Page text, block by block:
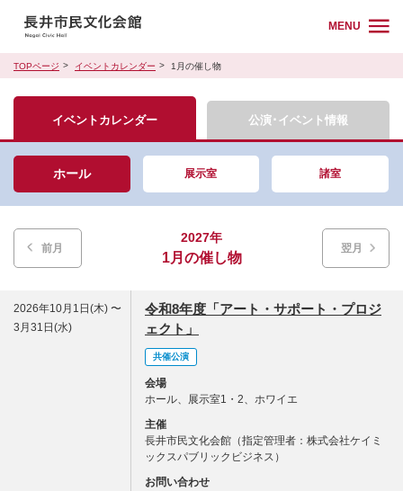
MENU
TOPページ イベントカレンダー 1月の催し物
イベントカレンダー 公演･イベント情報
ホール 展示室 諸室
翌月
前月
2027年
1月の催し物
2026年10月1日(木) 〜
3月31日(水)
令和8年度「アート・サポート・プロジ
ェクト」
共催公演
会場
ホール、展示室1・2、ホワイエ
主催
長井市民文化会館（指定管理者：株式会社ケイミ
ックスパブリックビジネス）
お問い合わせ